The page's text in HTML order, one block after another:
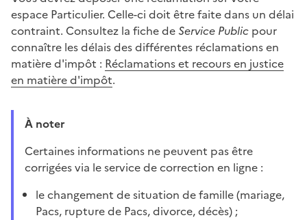
espace Particulier. Celle-ci doit être faite dans un délai
contraint. Consultez la fiche de Service Public pour
connaître les délais des différentes réclamations en
matière d'impôt : Réclamations et recours en justice
en matière d'impôt.
À noter
Certaines informations ne peuvent pas être
corrigées via le service de correction en ligne :
le changement de situation de famille (mariage,
Pacs, rupture de Pacs, divorce, décès) ;